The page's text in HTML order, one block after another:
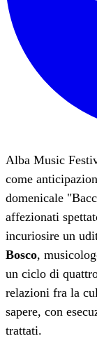
Alba Music
come
domenicale
affezionati
incuriosire un
Bosco,
un ciclo di
relazioni fra la
sapere, con
trattati.